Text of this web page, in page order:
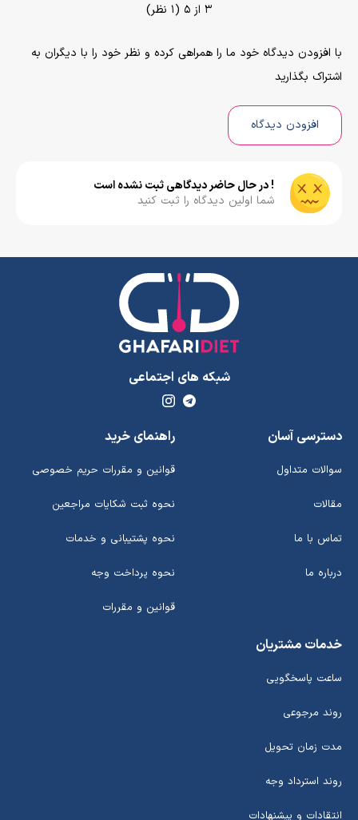
3 از 5 (1 نظر)
با افزودن دیدگاه خود ما را همراهی کرده و نظر خود را با دیگران به
اشتراک بگذارید
افزودن دیدگاه
! در حال حاضر دیدگاهی ثبت نشده است
شما اولین دیدگاه را ثبت کنید
شبکه های اجتماعی
دسترسی آسان
سوالات متداول
مقالات
تماس با ما
درباره ما
راهنمای خرید
قوانین و مقررات حریم خصوصی
نحوه ثبت شکایات مراجعین
نحوه پشتیبانی و خدمات
نحوه پرداخت وجه
قوانین و مقررات
خدمات مشتریان
ساعت پاسخگویی
روند مرجوعی
مدت زمان تحویل
روند استرداد وجه
انتقادات و پیشنهادات